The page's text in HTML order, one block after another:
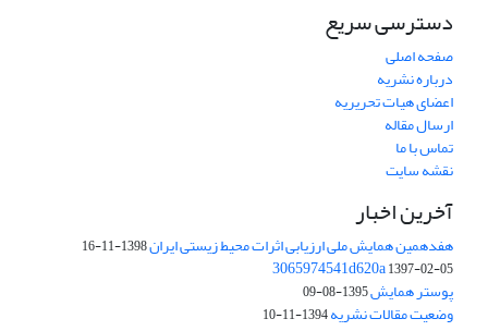
دسترسی سریع
صفحه اصلی
درباره نشریه
اعضای هیات تحریریه
ارسال مقاله
تماس با ما
نقشه سایت
آخرین اخبار
هفدهمین همایش ملی ارزیابی اثرات محیط زیستی ایران1398-11-16
3065974541d620a1397-02-05
پوستر همایش1395-08-09
وضعیت مقالات نشریه1394-11-10